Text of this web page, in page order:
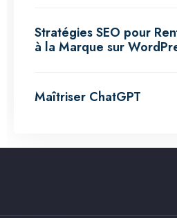
Stratégies SEO pour
à la Marque sur
Maîtriser ChatGPT